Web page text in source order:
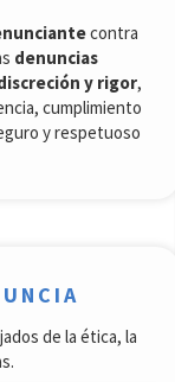
contra
denuncias
y rigor,
cumplimiento
y respetuoso
de la ética, la